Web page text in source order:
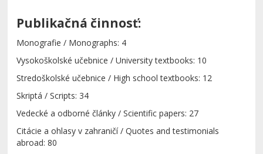
Publikačná činnosť:
Monografie / Monographs: 4
Vysokoškolské učebnice / University textbooks: 10
Stredoškolské učebnice / High school textbooks: 12
Skriptá / Scripts: 34
Vedecké a odborné články / Scientific papers: 27
Citácie a ohlasy v zahraničí / Quotes and testimonials
abroad: 80